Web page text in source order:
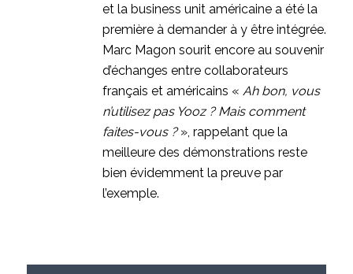
et la business unit américaine a été la
première à demander à y être intégrée.
Marc Magon sourit encore au souvenir
d’échanges entre collaborateurs
français et américains « Ah bon, vous
n’utilisez pas Yooz ? Mais comment
faites-vous ?», rappelant que la
meilleure des démonstrations reste
bien évidemment la preuve par
l’exemple.